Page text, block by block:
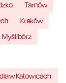
Tarnów
Kraków
Myślibórz
w Katowicach